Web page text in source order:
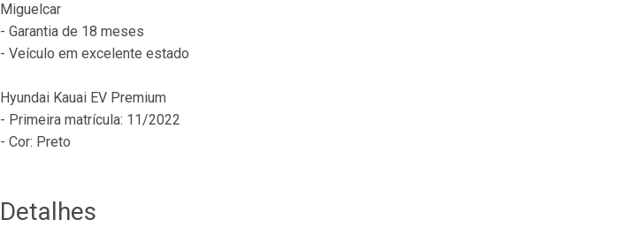
Miguelcar
- Garantia de 18 meses
- Veículo em excelente estado
Hyundai Kauai EV Premium
- Primeira matrícula: 11/2022
- Cor: Preto
Detalhes